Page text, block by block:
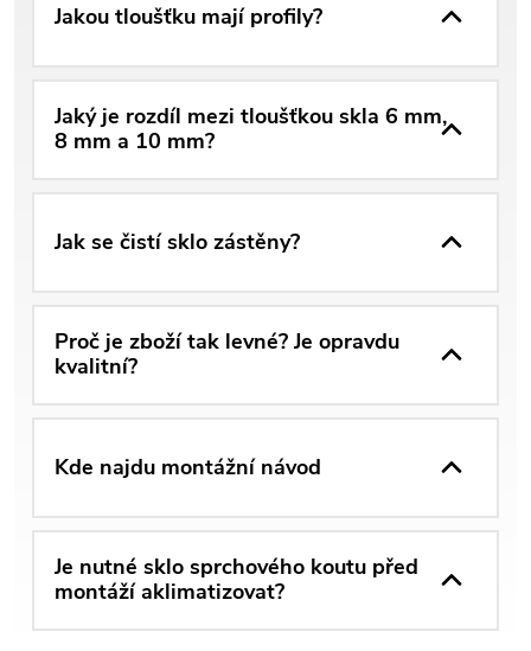
Jakou tloušťku mají profily?
Jaký je rozdíl mezi tloušťkou skla 6 mm,
8 mm a 10 mm?
Jak se čistí sklo zástěny?
Proč je zboží tak levné? Je opravdu
kvalitní?
Kde najdu montážní návod
Je nutné sklo sprchového koutu před
montáží aklimatizovat?